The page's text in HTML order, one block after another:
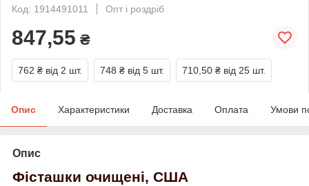
Код: 1914491011
Опт і роздріб
847,55 ₴
762 ₴ від 2 шт. 748 ₴ від 5 шт. 710,50 ₴ від 25 шт.
Опис Характеристики Доставка Оплата Умови
Опис
Фісташки очищені, США